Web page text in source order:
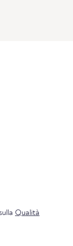
Qualità